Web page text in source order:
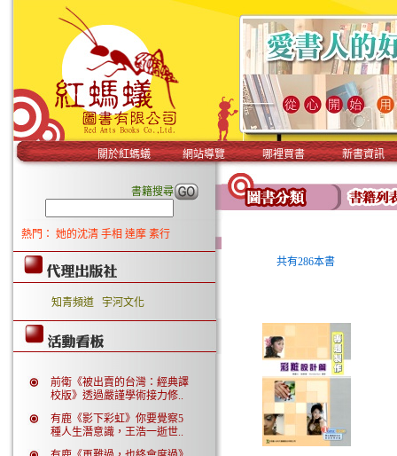
關於紅螞蟻 網站導覽 哪裡買書 新書資訊
書籍搜尋
熱門： 她的沈清 手相 達摩 素行
知青頻道 宇河文化
前衛《被出賣的台灣：經典譯
校版》透過嚴謹學術接力修..
有鹿《影下彩虹》你要覺察5
種人生潛意識，王浩一逝世..
共有286本書